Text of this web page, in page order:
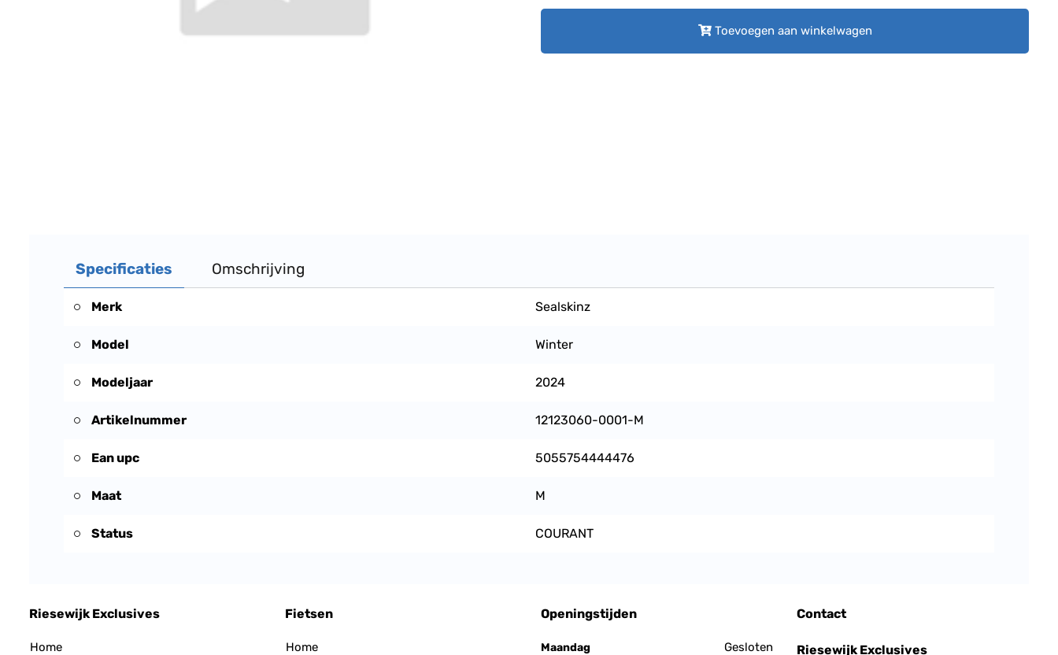
Toevoegen aan winkelwagen
Specificaties Omschrijving
Merk Sealskinz
Model Winter
Modeljaar 2024
Artikelnummer 12123060-0001-M
Ean upc 5055754444476
Maat M
Status COURANT
Riesewijk Exclusives
Home
Fietsen
Home
Openingstijden
Maandag Gesloten
Contact
Riesewijk Exclusives